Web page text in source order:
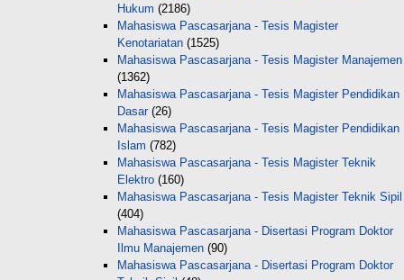
Hukum (2186)
Mahasiswa Pascasarjana - Tesis Magister
Kenotariatan (1525)
Mahasiswa Pascasarjana - Tesis Magister Manajemen
(1362)
Mahasiswa Pascasarjana - Tesis Magister Pendidikan
Dasar(26)
Mahasiswa Pascasarjana - Tesis Magister Pendidikan
Islam (782)
Mahasiswa Pascasarjana - Tesis Magister Teknik
Elektro (160)
Mahasiswa Pascasarjana - Tesis Magister Teknik Sipil
(404)
Mahasiswa Pascasarjana - Disertasi Program Doktor
Ilmu Manajemen (90)
Mahasiswa Pascasarjana - Disertasi Program Doktor